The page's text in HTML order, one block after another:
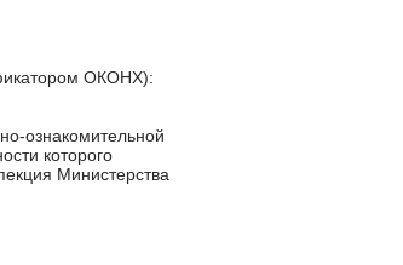
ОКОНХ):
ознакомительной
которого
Министерства